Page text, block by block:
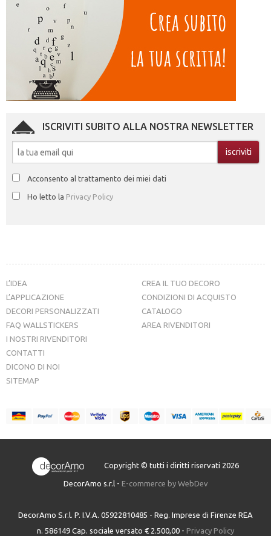
ISCRIVITI SUBITO ALLA NOSTRA NEWSLETTER
Acconsento al trattamento dei miei dati
Ho letto la Privacy Policy
L’IDEA
L’APPLICAZIONE
DECORI PERSONALIZZATI
FAQ WALLSTICKERS
CREA IL TUO DECORO
CONDIZIONI DI ACQUISTO
CATALOGO
AREA RIVENDITORI
I NOSTRI RIVENDITORI
CONTATTI
DICONO DI NOI
SITEMAP
Copyright © tutti i diritti riservati 2026
DecorAmo s.r.l - E-commerce by WebDev
DecorAmo S.r.l. P. I.V.A. 05922810485 - Reg. Imprese di Firenze REA
n. 586149 Cap. sociale versato € 2.500,00 - Privacy Policy